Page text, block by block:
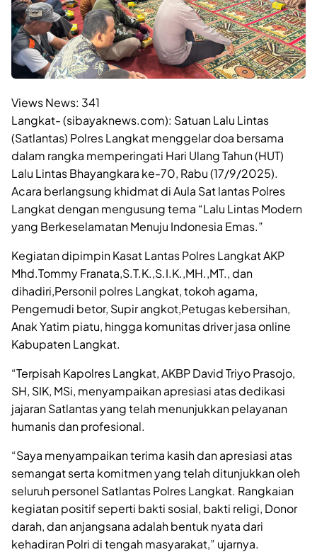
Views News: 341
Langkat- (sibayaknews.com): Satuan Lalu Lintas
(Satlantas) Polres Langkat menggelar doa bersama
dalam rangka memperingati Hari Ulang Tahun (HUT)
Lalu Lintas Bhayangkara ke-70, Rabu (17/9/2025).
Acara berlangsung khidmat di Aula Sat lantas Polres
Langkat dengan mengusung tema “Lalu Lintas Modern
yang Berkeselamatan Menuju Indonesia Emas.”
Kegiatan dipimpin Kasat Lantas Polres Langkat AKP
Mhd.Tommy Franata,S.T.K.,S.I.K.,MH.,MT., dan
dihadiri,Personil polres Langkat, tokoh agama,
Pengemudi betor, Supir angkot,Petugas kebersihan,
Anak Yatim piatu, hingga komunitas driver jasa online
Kabupaten Langkat.
“Terpisah Kapolres Langkat, AKBP David Triyo Prasojo,
SH, SIK, MSi, menyampaikan apresiasi atas dedikasi
jajaran Satlantas yang telah menunjukkan pelayanan
humanis dan profesional.
“Saya menyampaikan terima kasih dan apresiasi atas
semangat serta komitmen yang telah ditunjukkan oleh
seluruh personel Satlantas Polres Langkat. Rangkaian
kegiatan positif seperti bakti sosial, bakti religi, Donor
darah, dan anjangsana adalah bentuk nyata dari
kehadiran Polri di tengah masyarakat,” ujarnya.